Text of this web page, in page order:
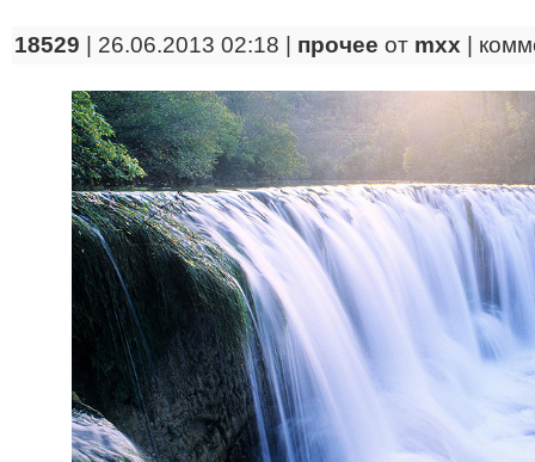
18529 | 26.06.2013 02:18 | прочее от mxx